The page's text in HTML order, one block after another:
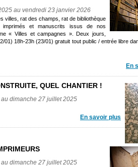
au vendredi 23 janvier 2026
villes, rat des champs, rat de bibliothèque
et manuscrits issus de nos
« Villes et campagnes ». Deux jours,
01) 18h-23h (23/01) gratuit tout public / entrée libre
En
QUEL CHANTIER !
dimanche 27 juillet 2025
En savoir plus
dimanche 27 juillet 2025